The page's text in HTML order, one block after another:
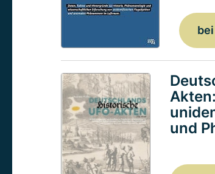
und